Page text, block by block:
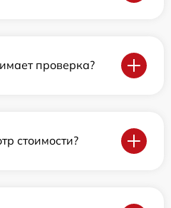
проверка?
стоимости?